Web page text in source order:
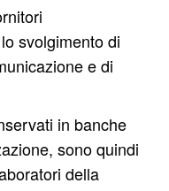
svolgimento di
e di
in banche
sono quindi
della